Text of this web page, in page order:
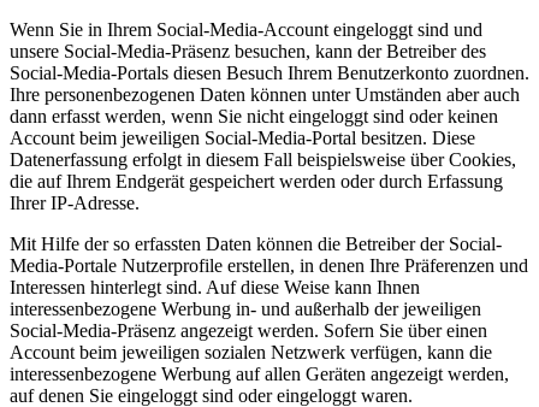
Wenn Sie in Ihrem Social-Media-Account eingeloggt sind und
unsere Social-Media-Präsenz besuchen, kann der Betreiber des
Social-Media-Portals diesen Besuch Ihrem Benutzerkonto zuordnen.
Ihre personenbezogenen Daten können unter Umständen aber auch
dann erfasst werden, wenn Sie nicht eingeloggt sind oder keinen
Account beim jeweiligen Social-Media-Portal besitzen. Diese
Datenerfassung erfolgt in diesem Fall beispielsweise über Cookies,
die auf Ihrem Endgerät gespeichert werden oder durch Erfassung
Ihrer IP-Adresse.
Mit Hilfe der so erfassten Daten können die Betreiber der Social-
Media-Portale Nutzerprofile erstellen, in denen Ihre Präferenzen und
Interessen hinterlegt sind. Auf diese Weise kann Ihnen
interessenbezogene Werbung in- und außerhalb der jeweiligen
Social-Media-Präsenz angezeigt werden. Sofern Sie über einen
Account beim jeweiligen sozialen Netzwerk verfügen, kann die
interessenbezogene Werbung auf allen Geräten angezeigt werden,
auf denen Sie eingeloggt sind oder eingeloggt waren.